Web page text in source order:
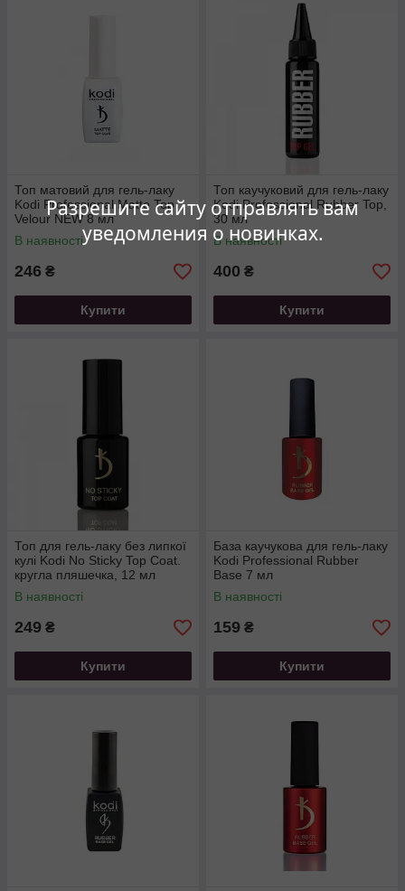
Разрешите сайту отправлять вам
уведомления о новинках.
Топ матовий для гель-лаку
Kodi Professional Matte Top
Velour NEW 8 мл
В наявності
246 ₴
Купити
Топ каучуковий для гель-лаку
Kodi Professional Rubber Top,
30 мл
В наявності
400 ₴
Купити
Топ для гель-лаку без липкої
кулі Kodi No Sticky Top Coat.
кругла пляшечка, 12 мл
В наявності
249 ₴
Купити
База каучукова для гель-лаку
Kodi Professional Rubber
Base 7 мл
В наявності
159 ₴
Купити